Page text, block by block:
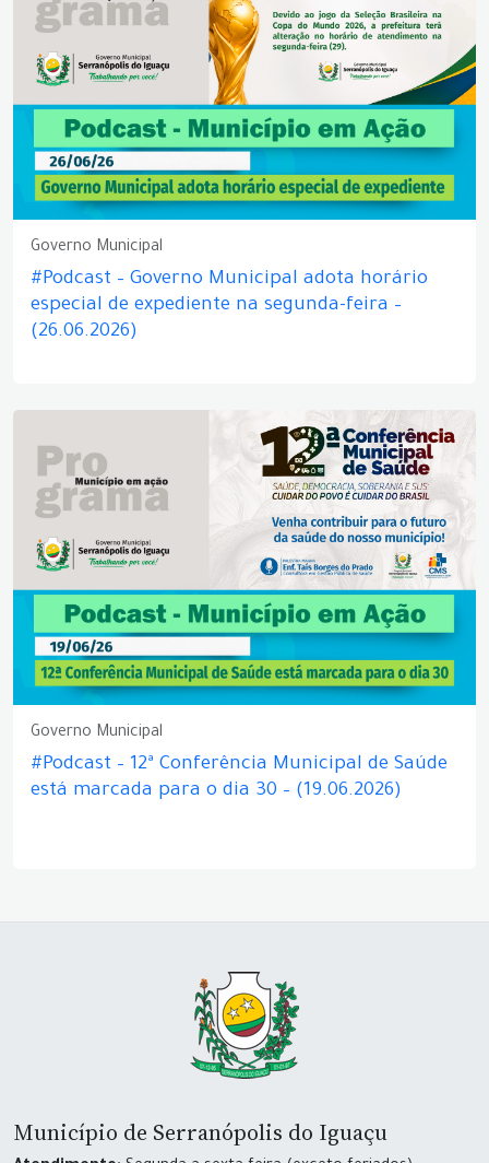
Governo Municipal
#Podcast – Governo Municipal adota horário
especial de expediente na segunda-feira –
(26.06.2026)
Governo Municipal
#Podcast – 12ª Conferência Municipal de Saúde
está marcada para o dia 30 – (19.06.2026)
Município de Serranópolis do Iguaçu